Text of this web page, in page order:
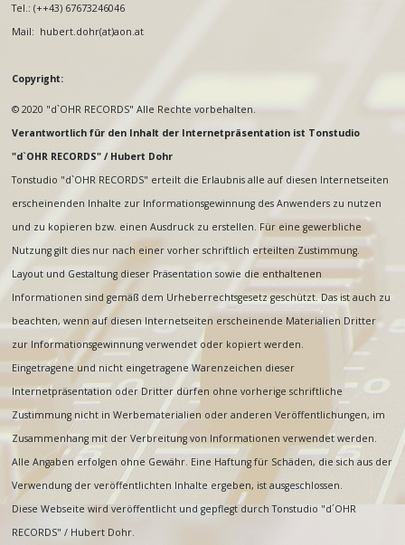
Tel.: (++43) 67673246046
Mail: hubert.dohr(at)aon.at
Copyright:
© 2020 "d`OHR RECORDS" Alle Rechte vorbehalten.
Verantwortlich für den Inhalt der Internetpräsentation ist Tonstudio
"d`OHR RECORDS" / Hubert Dohr
Tonstudio "d`OHR RECORDS" erteilt die Erlaubnis alle auf diesen Internetseiten
erscheinenden Inhalte zur Informationsgewinnung des Anwenders zu nutzen
und zu kopieren bzw. einen Ausdruck zu erstellen. Für eine gewerbliche
Nutzung gilt dies nur nach einer vorher schriftlich erteilten Zustimmung.
Layout und Gestaltung dieser Präsentation sowie die enthaltenen
Informationen sind gemäß dem Urheberrechtsgesetz geschützt. Das ist auch zu
beachten, wenn auf diesen Internetseiten erscheinende Materialien Dritter
zur Informationsgewinnung verwendet oder kopiert werden.
Eingetragene und nicht eingetragene Warenzeichen dieser
Internetpräsentation oder Dritter dürfen ohne vorherige schriftliche
Zustimmung nicht in Werbematerialien oder anderen Veröffentlichungen, im
Zusammenhang mit der Verbreitung von Informationen verwendet werden.
Alle Angaben erfolgen ohne Gewähr. Eine Haftung für Schäden, die sich aus der
Verwendung der veröffentlichten Inhalte ergeben, ist ausgeschlossen.
Diese Webseite wird veröffentlicht und gepflegt durch Tonstudio "d´OHR
RECORDS" / Hubert Dohr.